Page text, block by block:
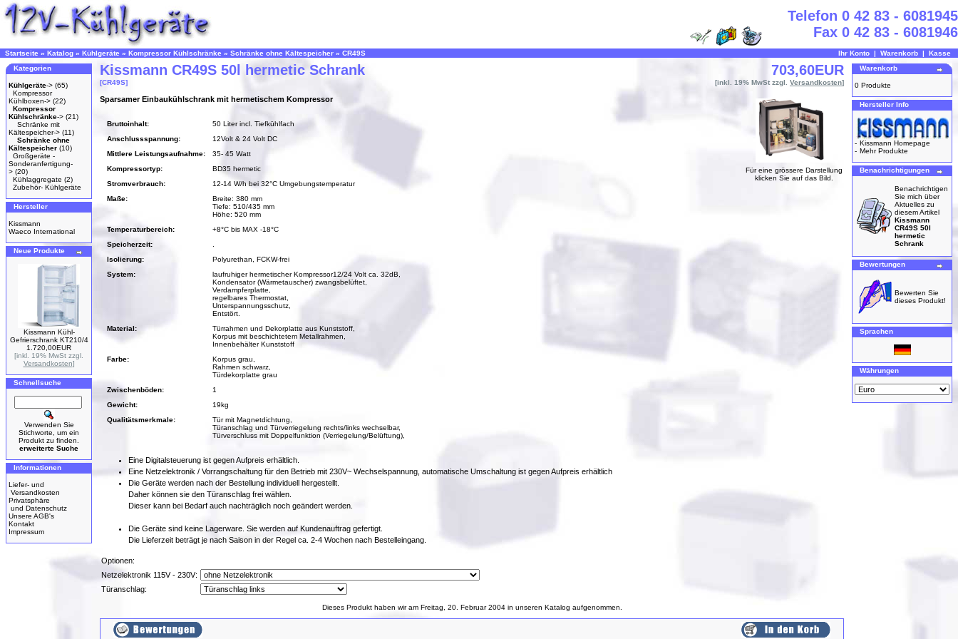
Telefon 0 42 83 - 6081945
Fax 0 42 83 - 6081946
Startseite » Katalog » Kühlgeräte » Kompressor Kühlschränke » Schränke ohne Kältespeicher » CR49S Ihr Konto | Warenkorb | Kasse
Kategorien
Kühlgeräte-> (65)
Kompressor
Kühlboxen-> (22)
Kompressor
Kühlschränke-> (21)
Schränke mit
Kältespeicher-> (11)
Schränke ohne
Kältespeicher (10)
Großgeräte -
Sonderanfertigung-
> (20)
Kühlaggregate (2)
Zubehör- Kühlgeräte
Hersteller
Kissmann
Waeco International
Neue Produkte
Kissmann Kühl-
Gefrierschrank KT210/4
1.720,00EUR
[inkl. 19% MwSt zzgl.
Versandkosten]
Schnellsuche
Verwenden Sie
Stichworte, um ein
Produkt zu finden.
erweiterte Suche
Informationen
Liefer- und
Versandkosten
Privatsphäre
und Datenschutz
Unsere AGB's
Kontakt
Impressum
Kissmann CR49S 50l hermetic Schrank
[CR49S]
703,60EUR
[inkl. 19% MwSt zzgl. Versandkosten]
Für eine grössere Darstellung
klicken Sie auf das Bild.
Sparsamer Einbaukühlschrank mit hermetischem Kompressor
Bruttoinhalt:
50 Liter incl. Tiefkühlfach
Anschlussspannung:
12Volt & 24 Volt DC
Mittlere Leistungsaufnahme:
35- 45 Watt
Kompressortyp:
BD35 hermetic
Stromverbrauch:
12-14 W/h bei 32°C Umgebungstemperatur
Maße:
Breite: 380 mm
Tiefe: 510/435 mm
Höhe: 520 mm
Temperaturbereich:
+8°C bis MAX -18°C
Speicherzeit:
Isolierung:
Polyurethan, FCKW-frei
System:
laufruhiger hermetischer Kompressor12/24 Volt ca. 32dB,
Kondensator (Wärmetauscher) zwangsbelüftet,
Verdampferplatte,
regelbares Thermostat,
Unterspannungsschutz,
Entstört.
Material:
Türrahmen und Dekorplatte aus Kunststoff,
Korpus mit beschichtetem Metallrahmen,
Innenbehälter Kunststoff
Farbe:
Korpus grau,
Rahmen schwarz,
Türdekorplatte grau
Zwischenböden:
1
Gewicht:
19kg
Qualitätsmerkmale:
Tür mit Magnetdichtung,
Türanschlag und Türverriegelung rechts/links wechselbar,
Türverschluss mit Doppelfunktion (Verriegelung/Belüftung),
Eine Digitalsteuerung ist gegen Aufpreis erhältlich.
Eine Netzelektronik / Vorrangschaltung für den Betrieb mit 230V~ Wechselspannung, automatische Umschaltung ist gegen Aufpreis erhältlich
Die Geräte werden nach der Bestellung individuell hergestellt.
Daher können sie den Türanschlag frei wählen.
Dieser kann bei Bedarf auch nachträglich noch geändert werden.
Die Geräte sind keine Lagerware. Sie werden auf Kundenauftrag gefertigt.
Die Lieferzeit beträgt je nach Saison in der Regel ca. 2-4 Wochen nach Bestelleingang.
Optionen:
Netzelektronik 115V - 230V:
Türanschlag:
Dieses Produkt haben wir am Freitag, 20. Februar 2004 in unseren Katalog aufgenommen.
Warenkorb
0 Produkte
Hersteller Info
- Kissmann Homepage
- Mehr Produkte
Benachrichtigungen
Benachrichtigen
Sie mich über
Aktuelles zu
diesem Artikel
Kissmann
CR49S 50l
hermetic
Schrank
Bewertungen
Bewerten Sie
dieses Produkt!
Sprachen
Währungen